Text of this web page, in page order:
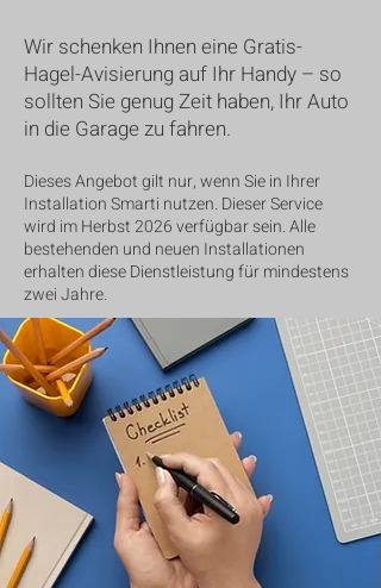
Wir schenken Ihnen eine Gratis-
Hagel-Avisierung auf Ihr Handy – so
sollten Sie genug Zeit haben, Ihr Auto
in die Garage zu fahren.
Dieses Angebot gilt nur, wenn Sie in Ihrer
Installation Smarti nutzen. Dieser Service
wird im Herbst 2026 verfügbar sein. Alle
bestehenden und neuen Installationen
erhalten diese Dienstleistung für mindestens
zwei Jahre.